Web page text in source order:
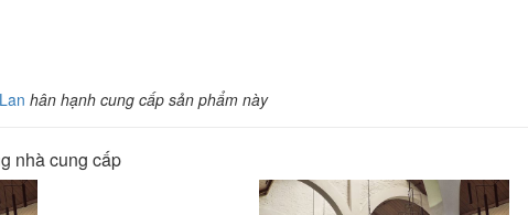
hân hạnh cung cấp sản phẩm này
nhà cung cấp